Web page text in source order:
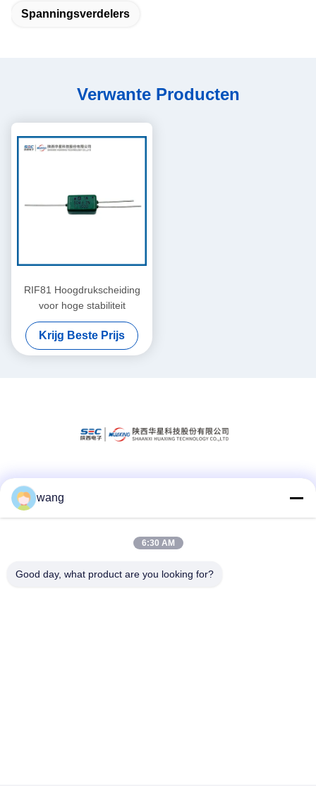
Spanningsverdelers
Verwante Producten
RIF81 Hoogdrukscheiding
voor hoge stabiliteit
Krijg Beste Prijs
Snel contact
Tel.
wang
6:30 AM
Good day, what product are you looking for?